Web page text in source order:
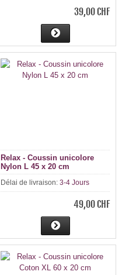
39,00 CHF
Relax - Coussin unicolore
Nylon L 45 x 20 cm
Délai de livraison: 3-4 Jours
49,00 CHF